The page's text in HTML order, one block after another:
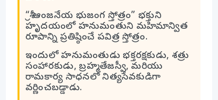
“శ్రీ ఆంజనేయ భుజంగ స్తోత్రం” భక్తుని
హృదయంలో హనుమంతుని మహిమాన్విత
రూపాన్ని ప్రతిష్ఠించే పవిత్ర స్తోత్రం.
ఇందులో హనుమంతుడు భక్తరక్షకుడు, శత్రు
సంహారకుడు, బ్రహ్మతేజస్వీ, మరియు
రామకార్య సాధనలో నిత్యసేవకుడిగా
వర్ణించబడ్డాడు.